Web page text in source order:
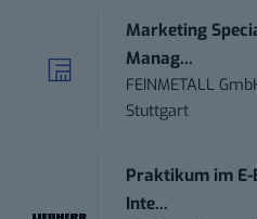
Marketing
Manag...
FEINMETALL
Stuttgart
Praktikum im E-
Inte...